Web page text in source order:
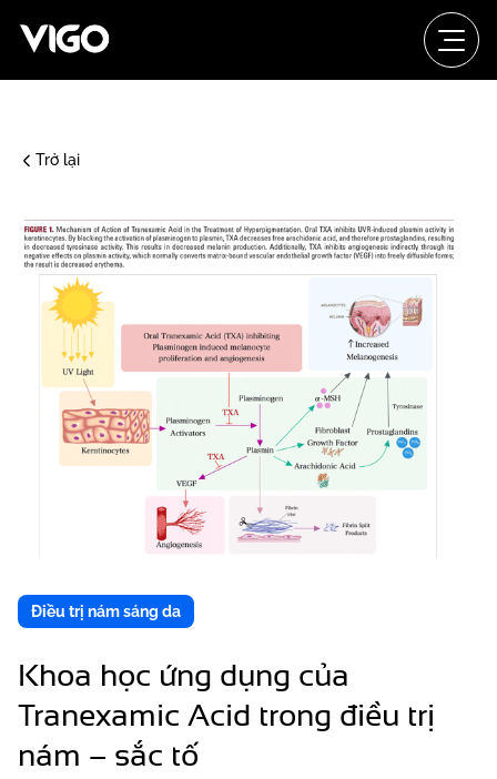
Trở lại
Điều trị nám sáng da
Khoa học ứng dụng của
Tranexamic Acid trong điều trị
nám – sắc tố